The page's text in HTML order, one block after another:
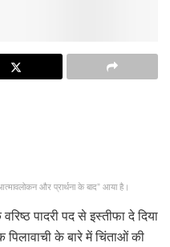
और प्रार्थना के बाद” आया है।
पादरी पद से इस्तीफा दे दिया
के बारे में चिंताओं की